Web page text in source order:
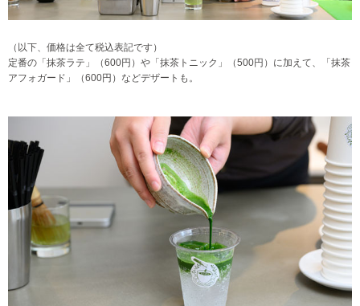
（以下、価格は全て税込表記です）
定番の「抹茶ラテ」（600円）や「抹茶トニック」（500円）に加えて、「抹茶
アフォガード」（600円）などデザートも。